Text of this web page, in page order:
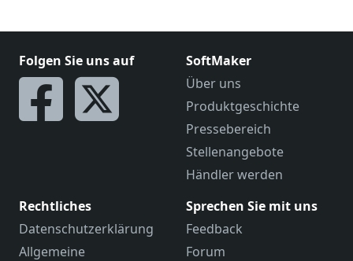
Folgen Sie uns auf
SoftMaker
Über uns
Produktgeschichte
Pressebereich
Stellenangebote
Händler werden
Rechtliches
Datenschutzerklärung
Allgemeine
Sprechen Sie mit uns
Feedback
Forum